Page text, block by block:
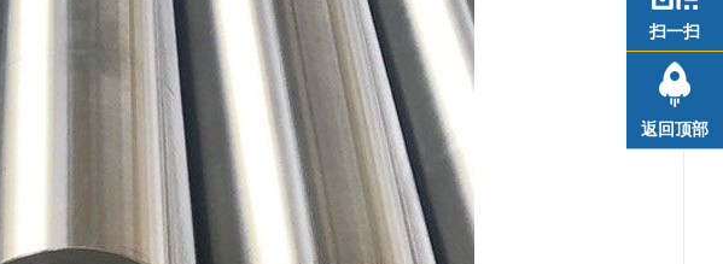
扫一扫
返回顶部